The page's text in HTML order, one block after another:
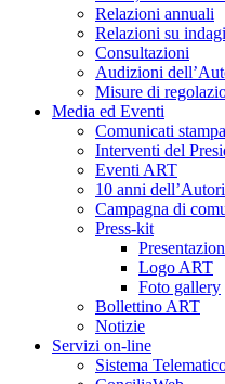
Relazioni annuali
Relazioni su
Consultazioni
Audizioni
Misure di
Media ed Eventi
Comunicati stampa
Interventi del
Eventi ART
10 anni
Campagna di
Press-kit
Logo ART
Foto gallery
Bollettino ART
Notizie
Servizi on-line
Sistema